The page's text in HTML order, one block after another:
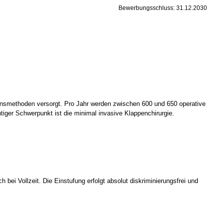
Bewerbungsschluss: 31.12.2030
versorgt. Pro Jahr werden zwischen 600 und 650 operative
Schwerpunkt ist die minimal invasive Klappenchirurgie.
bei Vollzeit. Die Einstufung erfolgt absolut diskriminierungsfrei und